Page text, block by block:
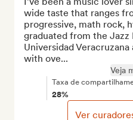
wide taste that ranges
progressive, math rock,
graduated from the Jazz
Universidad
with ove...
Veja
Taxa de
28%
Ver